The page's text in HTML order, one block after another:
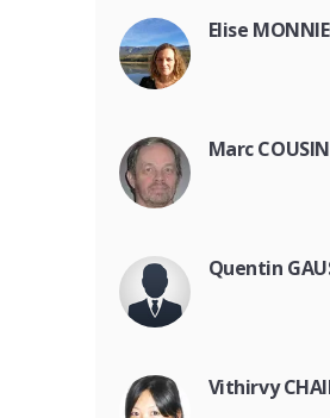
Elise
Marc COUSIN
Quentin
Vithirvy